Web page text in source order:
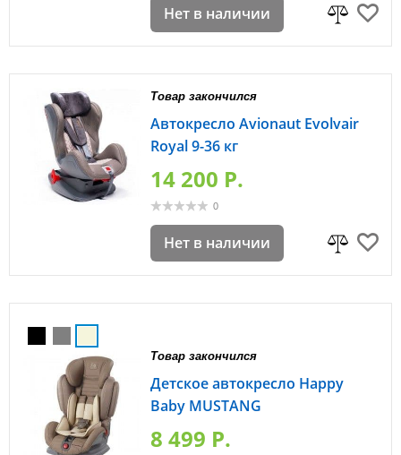
Нет в наличии
Товар закончился
Автокресло Avionaut Evolvair
Royal 9-36 кг
14 200 P.
0
Нет в наличии
Товар закончился
Детское автокресло Happy
Baby MUSTANG
8 499 P.